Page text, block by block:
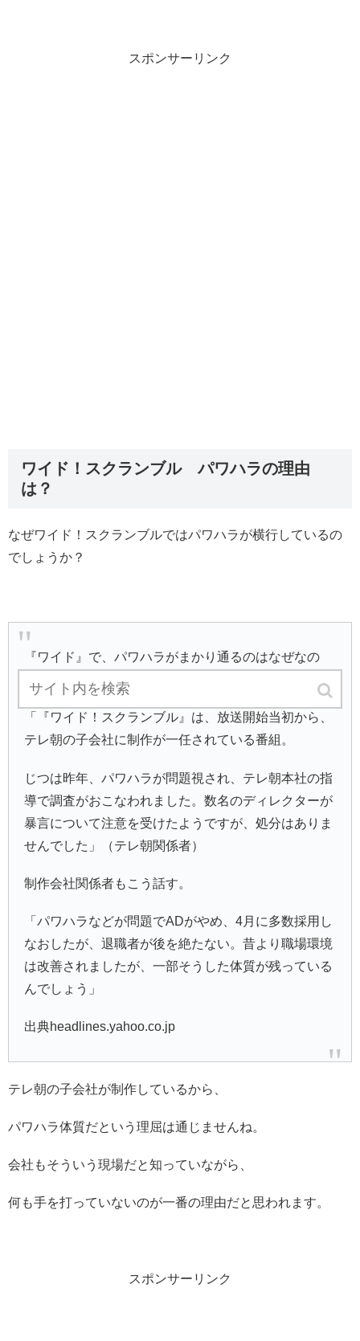
スポンサーリンク
ワイド！スクランブル パワハラの理由
は？
なぜワイド！スクランブルではパワハラが横行しているの
でしょうか？
『ワイド』で、パワハラがまかり通るのはなぜなの
「『ワイド！スクランブル』は、放送開始当初から、
テレ朝の子会社に制作が一任されている番組。
じつは昨年、パワハラが問題視され、テレ朝本社の指
導で調査がおこなわれました。数名のディレクターが
暴言について注意を受けたようですが、処分はありま
せんでした」（テレ朝関係者）
制作会社関係者もこう話す。
「パワハラなどが問題でADがやめ、4月に多数採用し
なおしたが、退職者が後を絶たない。昔より職場環境
は改善されましたが、一部そうした体質が残っている
んでしょう」
出典headlines.yahoo.co.jp
テレ朝の子会社が制作しているから、
パワハラ体質だという理屈は通じませんね。
会社もそういう現場だと知っていながら、
何も手を打っていないのが一番の理由だと思われます。
スポンサーリンク